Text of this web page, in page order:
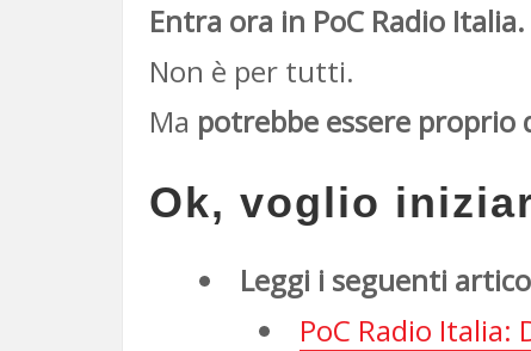
Entra ora in PoC Radio Italia.
Non è per tutti.
Ma potrebbe essere proprio
Ok, voglio
Leggi i seguenti
PoC Radio Italia: